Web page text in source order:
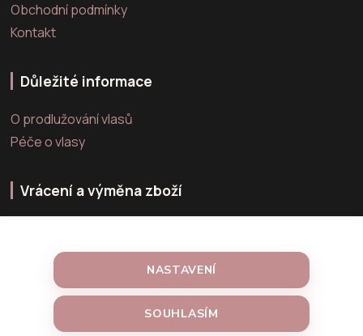
Obchodní podmínky
Kontakt
Důležité informace
O prodlužování vlasů
Péče o vlasy
Vrácení a výměna zboží
Vrácení zboží
NASTAVENÍ
SOUHLASÍM